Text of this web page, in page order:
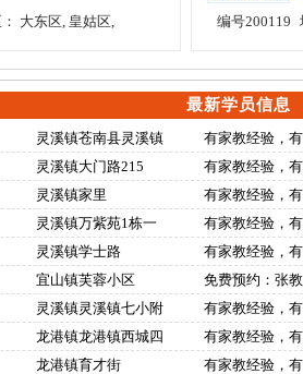
最新学员信息
灵溪镇苍南县灵溪镇
有家教经验，
灵溪镇大门路215
有家教经验，
灵溪镇家里
有家教经验，
灵溪镇万紫苑1栋一
有家教经验，
灵溪镇学士路
有家教经验，
宜山镇芙蓉小区
免费预约：张
灵溪镇灵溪镇七小附
有家教经验，
龙港镇龙港镇西城四
有家教经验，
龙港镇育才街
有家教经验，